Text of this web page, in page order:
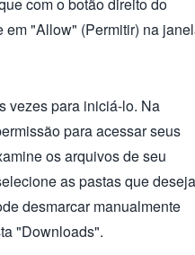
"Allow" (Permitir) na
vezes para iniciá-lo. Na
para acessar seus
os arquivos de seu
as pastas que deseja
desmarcar manualmente
"Downloads".